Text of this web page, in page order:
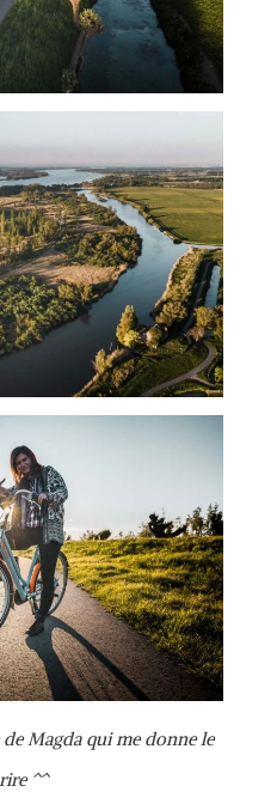
de Magda qui me donne le
^^